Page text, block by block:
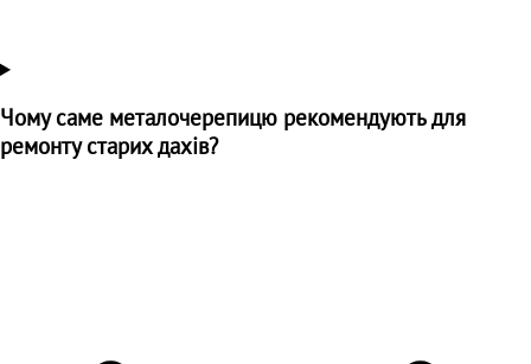
Чому саме металочерепицю рекомендують для
ремонту старих дахів?